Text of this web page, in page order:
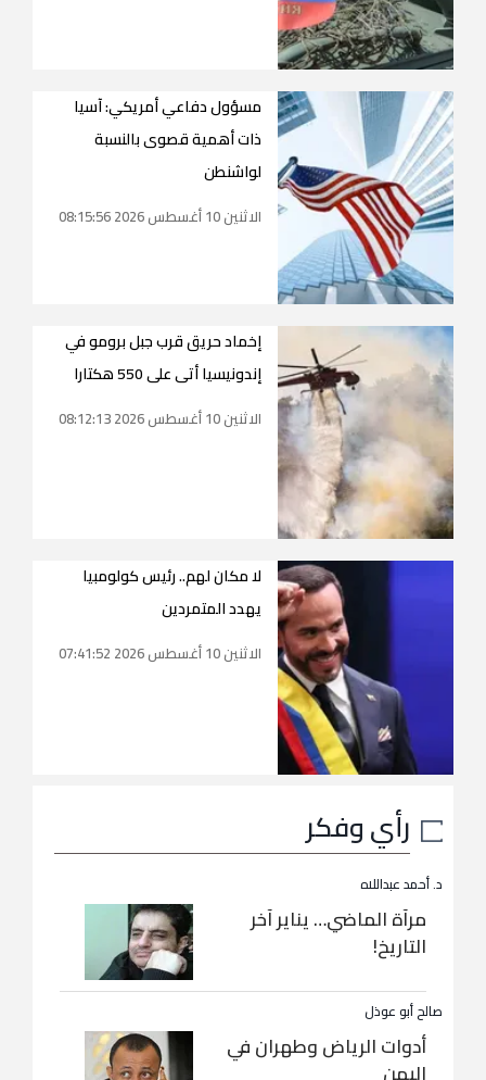
مسؤول دفاعي أمريكي: آسيا
ذات أهمية قصوى بالنسبة
لواشنطن
الاثنين 10 أغسطس 2026 08:15:56
إخماد حريق قرب جبل برومو في
إندونيسيا أتى على 550 هكتارا
الاثنين 10 أغسطس 2026 08:12:13
لا مكان لهم.. رئيس كولومبيا
يهدد المتمردين
الاثنين 10 أغسطس 2026 07:41:52
رأي وفكر
د. أحمد عبداللاه
مرآة الماضي… يناير آخر
التاريخ!
صالح أبو عوذل
أدوات الرياض وطهران في